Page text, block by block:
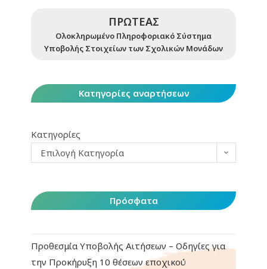
ΠΡΩΤΕΑΣ
Ολοκληρωμένο Πληροφοριακό Σύστημα
Υποβολής Στοιχείων των Σχολικών Μονάδων
Κατηγορίες αναρτήσεων
Κατηγορίες
Επιλογή Κατηγορία
Πρόσφατα
Προθεσμία Υποβολής Αιτήσεων – Οδηγίες για
την Προκήρυξη 10 θέσεων εποχικού